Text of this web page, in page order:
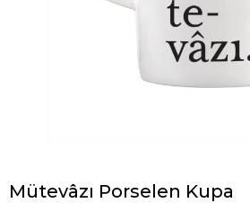
Mütevâzı Porselen Kupa